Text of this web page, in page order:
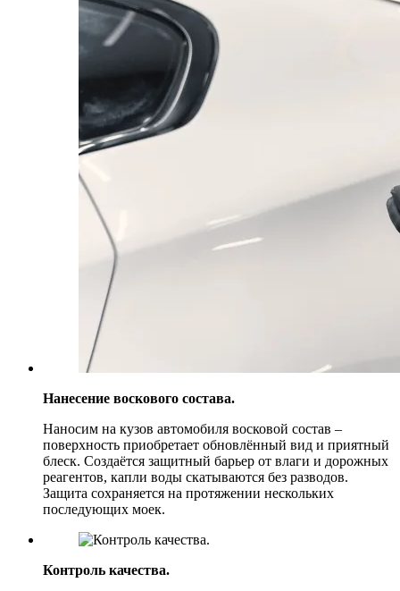
Нанесение воскового состава.
Наносим на кузов автомобиля восковой состав –
поверхность приобретает обновлённый вид и приятный
блеск. Создаётся защитный барьер от влаги и дорожных
реагентов, капли воды скатываются без разводов.
Защита сохраняется на протяжении нескольких
последующих моек.
Контроль качества.